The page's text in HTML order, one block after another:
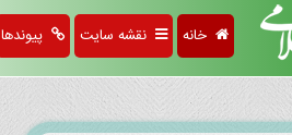
خانه نقشه سایت پیوندها